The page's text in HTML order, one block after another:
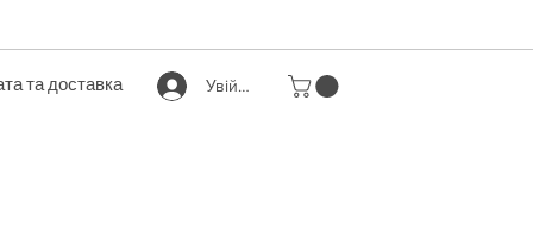
та доставка Увійти